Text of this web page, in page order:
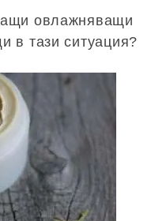
овлажняващи
в тази ситуация?